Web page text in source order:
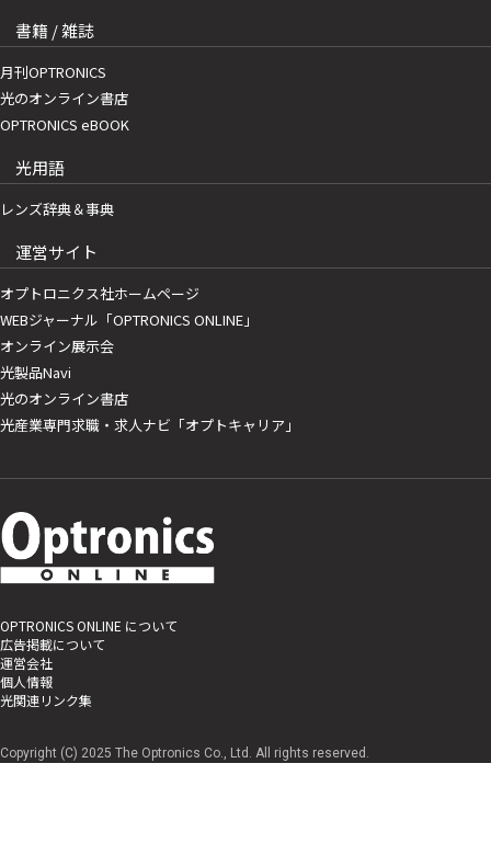
書籍 / 雑誌
月刊OPTRONICS
光のオンライン書店
OPTRONICS eBOOK
光用語
レンズ辞典＆事典
運営サイト
オプトロニクス社ホームページ
WEBジャーナル「OPTRONICS ONLINE」
オンライン展示会
光製品Navi
光のオンライン書店
光産業専門求職・求人ナビ「オプトキャリア」
OPTRONICS ONLINE について
広告掲載について
運営会社
個人情報
光関連リンク集
Copyright (C) 2025 The Optronics Co., Ltd. All rights reserved.